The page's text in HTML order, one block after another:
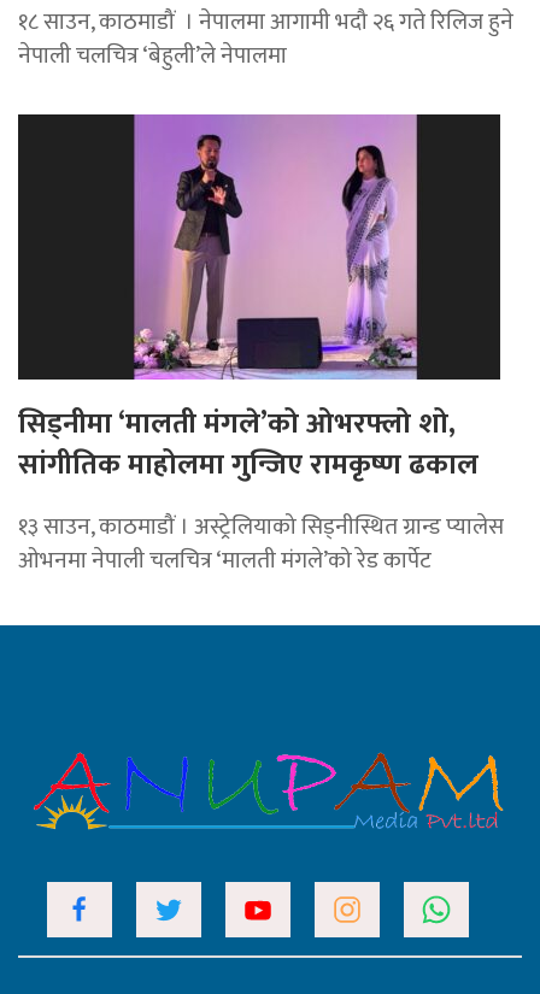
१८ साउन, काठमाडौं । नेपालमा आगामी भदौ २६ गते रिलिज हुने
नेपाली चलचित्र ‘बेहुली’ले नेपालमा
सिड्नीमा ‘मालती मंगले’को ओभरफ्लो शो,
सांगीतिक माहोलमा गुन्जिए रामकृष्ण ढकाल
१३ साउन, काठमाडौं । अस्ट्रेलियाको सिड्नीस्थित ग्रान्ड प्यालेस
ओभनमा नेपाली चलचित्र ‘मालती मंगले’को रेड कार्पेट